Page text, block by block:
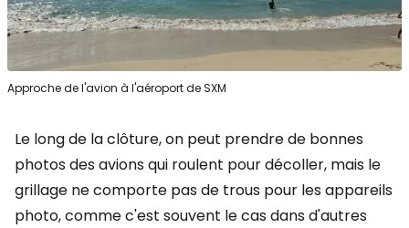
Approche de l'avion à l'aéroport de SXM
Le long de la clôture, on peut prendre de bonnes
photos des avions qui roulent pour décoller, mais le
grillage ne comporte pas de trous pour les appareils
photo, comme c'est souvent le cas dans d'autres